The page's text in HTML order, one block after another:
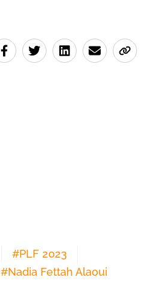
#PLF 2023
#Nadia Fettah Alaoui